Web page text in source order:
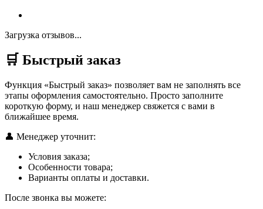
Загрузка отзывов...
🛒 Быстрый заказ
Функция «Быстрый заказ» позволяет вам не заполнять все
этапы оформления самостоятельно. Просто заполните
короткую форму, и наш менеджер свяжется с вами в
ближайшее время.
👤 Менеджер уточнит:
Условия заказа;
Особенности товара;
Варианты оплаты и доставки.
После звонка вы можете: